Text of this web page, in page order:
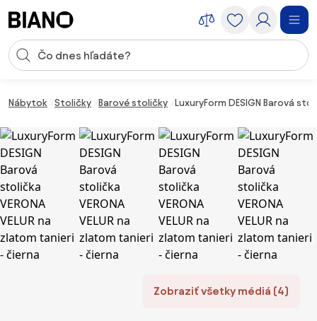
Vstup pre vyhľadávanie
Nábytok Stoličky Barové stoličky LuxuryForm DESIGN Barová
Zobraziť všetky médiá (4)